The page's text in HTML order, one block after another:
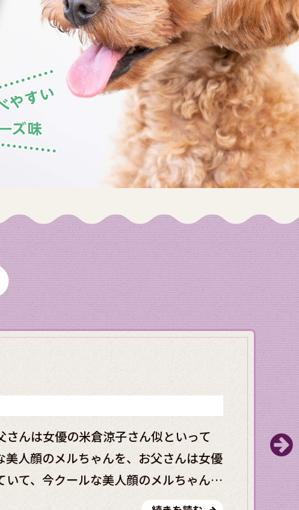
んは女優の米倉涼子さん似といって
人顔のメルちゃんを、お父さんは女優
て、今クールな美人顔のメルちゃん
といって自慢されていて、今回の取材ク